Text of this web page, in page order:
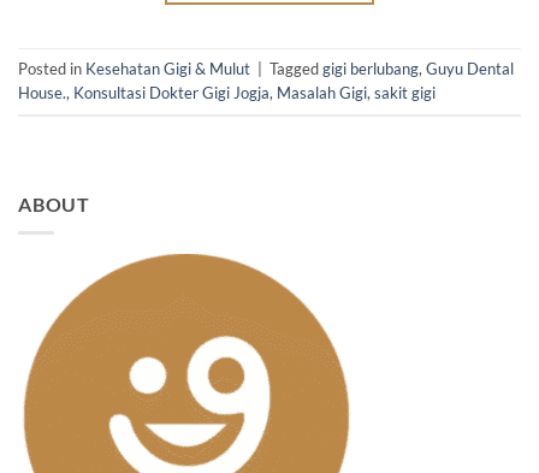
Posted in Kesehatan Gigi & Mulut Taggedgigi berlubang, Guyu Dental
House., Konsultasi Dokter Gigi Jogja, Masalah Gigi, sakit gigi
ABOUT